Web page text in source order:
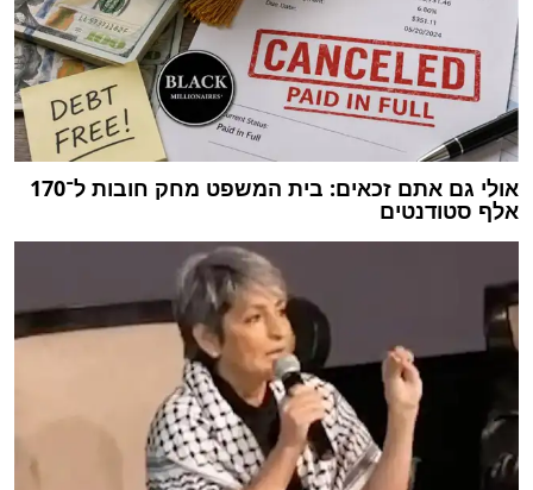
אולי גם אתם זכאים: בית המשפט מחק חובות ל־170
אלף סטודנטים